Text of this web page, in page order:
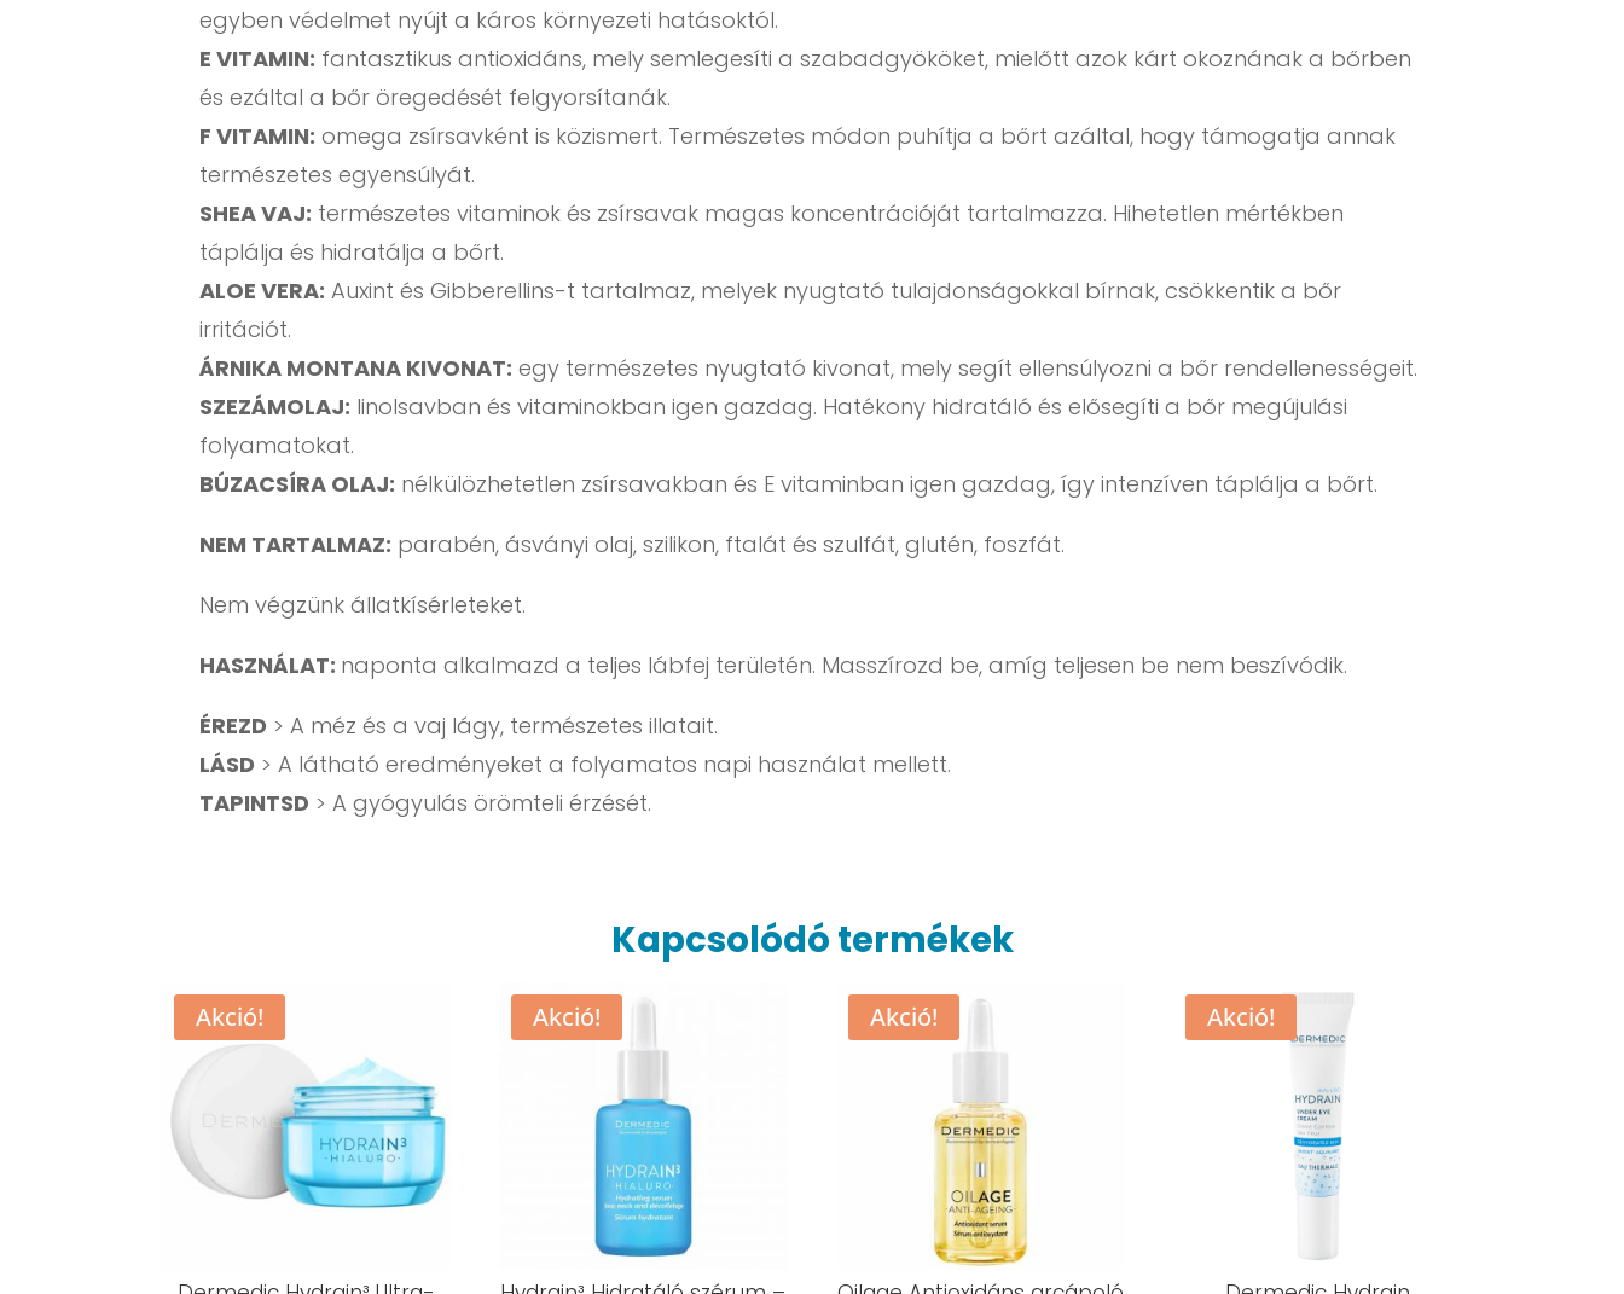
egyben védelmet nyújt a káros környezeti hatásoktól.
E VITAMIN: fantasztikus antioxidáns, mely semlegesíti a szabadgyököket, mielőtt azok kárt okoznának a bőrben
és ezáltal a bőr öregedését felgyorsítanák.
F VITAMIN: omega zsírsavként is közismert. Természetes módon puhítja a bőrt azáltal, hogy támogatja annak
természetes egyensúlyát.
SHEA VAJ: természetes vitaminok és zsírsavak magas koncentrációját tartalmazza. Hihetetlen mértékben
táplálja és hidratálja a bőrt.
ALOE VERA: Auxint és Gibberellins-t tartalmaz, melyek nyugtató tulajdonságokkal bírnak, csökkentik a bőr
irritációt.
ÁRNIKA MONTANA KIVONAT: egy természetes nyugtató kivonat, mely segít ellensúlyozni a bőr rendellenességeit.
SZEZÁMOLAJ: linolsavban és vitaminokban igen gazdag. Hatékony hidratáló és elősegíti a bőr megújulási
folyamatokat.
BÚZACSÍRA OLAJ: nélkülözhetetlen zsírsavakban és E vitaminban igen gazdag, így intenzíven táplálja a bőrt.
NEM TARTALMAZ: parabén, ásványi olaj, szilikon, ftalát és szulfát, glutén, foszfát.
Nem végzünk állatkísérleteket.
HASZNÁLAT: naponta alkalmazd a teljes lábfej területén. Masszírozd be, amíg teljesen be nem beszívódik.
ÉREZD > A méz és a vaj lágy, természetes illatait.
LÁSD > A látható eredményeket a folyamatos napi használat mellett.
TAPINTSD > A gyógyulás örömteli érzését.
Kapcsolódó termékek
Akció! Akció! Akció! Akció!